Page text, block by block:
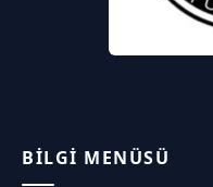
BILGI MENÜSÜ